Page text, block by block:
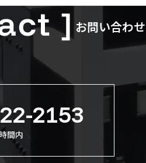
お問い合わせ
2153
間内